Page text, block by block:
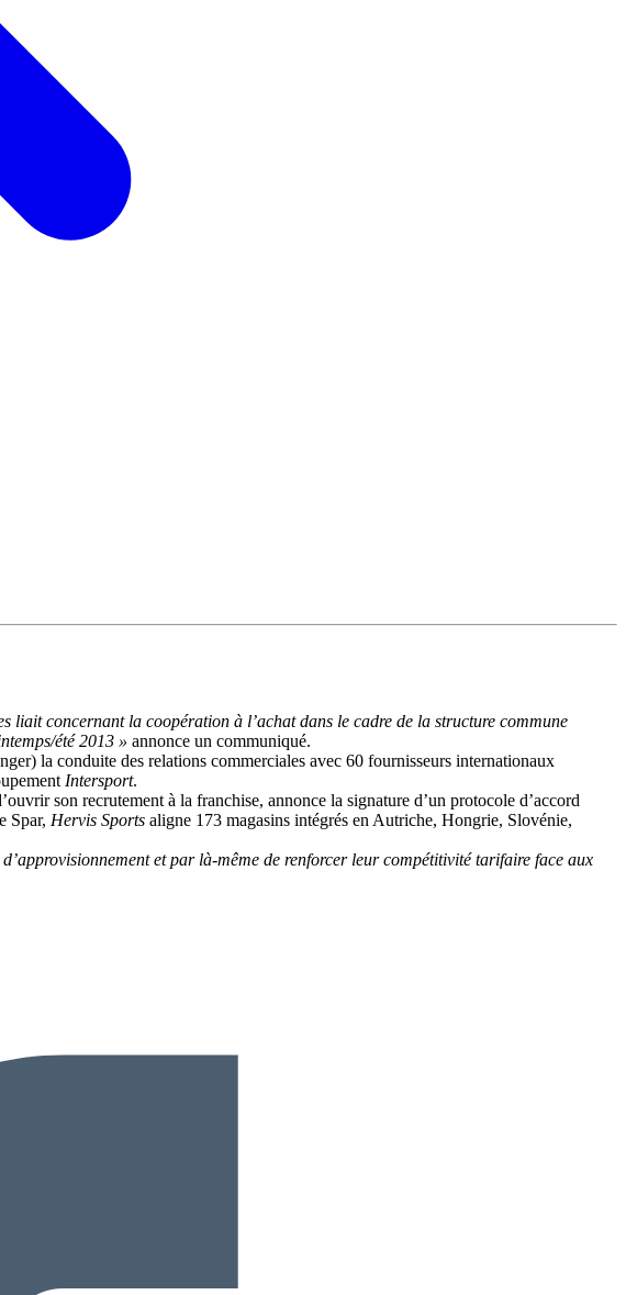
liait concernant la coopération à l’achat dans le cadre de la structure commune
été 2013 » annonce un communiqué.
la conduite des relations commerciales avec 60 fournisseurs internationaux
Intersport.
son recrutement à la franchise, annonce la signature d’un protocole d’accord
Spar, Hervis Sports aligne 173 magasins intégrés en Autriche, Hongrie, Slovénie,
et par là-même de renforcer leur compétitivité tarifaire face aux